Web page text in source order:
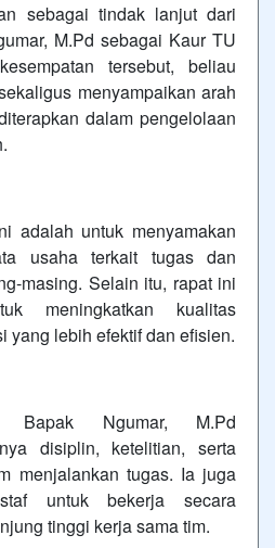
sebagai tindak lanjut dari
M.Pd sebagai Kaur TU
tersebut, beliau
menyampaikan arah
dalam pengelolaan
adalah untuk menyamakan
usaha terkait tugas dan
masing. Selain itu, rapat ini
meningkatkan kualitas
yang lebih efektif dan efisien.
Bapak Ngumar, M.Pd
disiplin, ketelitian, serta
menjalankan tugas. Ia juga
untuk bekerja secara
tinggi kerja sama tim.